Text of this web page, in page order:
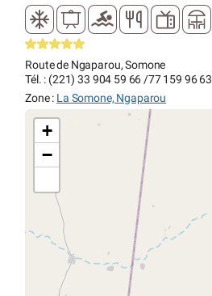
Route de Ngaparou, Somone
Tél. : (221) 33 904 59 66 /77 159 96 63
Zone : La Somone, Ngaparou
+
−